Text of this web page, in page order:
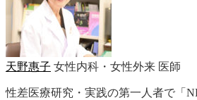
天野惠子 女性内科・女性外来 医師
性差医療研究・実践の第一人者で「